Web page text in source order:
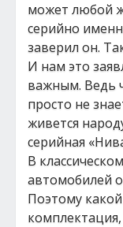
может любой
серийно
заверил он.
И нам это
важным. Ведь
просто не
живется
серийная
В
автомобилей
Поэтому